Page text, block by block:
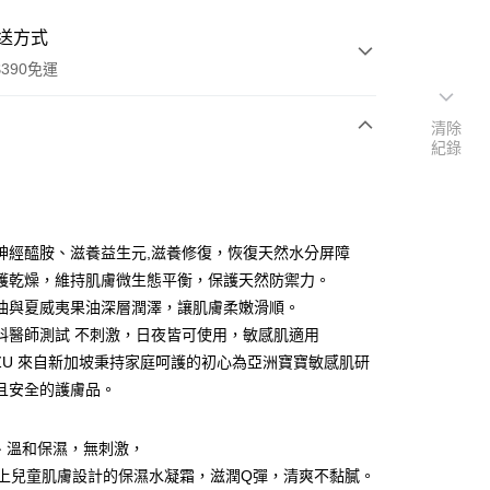
方式
免運
經醯胺、滋養益生元,滋養修復，恢復天然水分屏障
乾燥，維持肌膚微生態平衡，保護天然防禦力。
與夏威夷果油深層潤澤，讓肌膚柔嫩滑順。
醫師測試 不刺激，日夜皆可使用，敏感肌適用
來自新加坡秉持家庭呵護的初心為亞洲寶寶敏感肌研
安全的護膚品。
溫和保濕，無刺激，
兒童肌膚設計的保濕水凝霜，滋潤Q彈，清爽不黏膩。
清除
紀錄